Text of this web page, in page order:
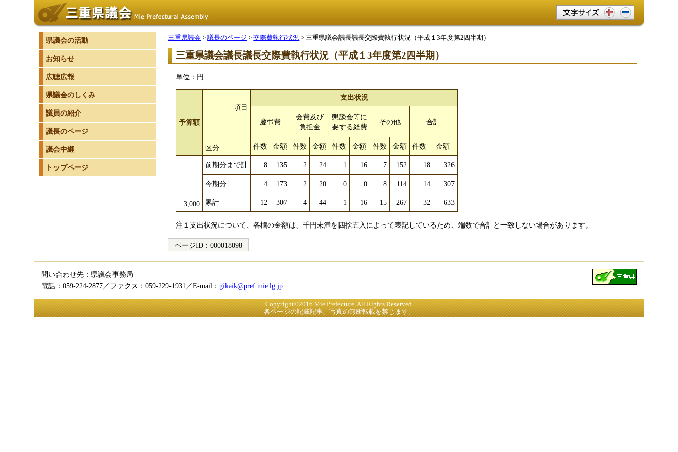
文字サイズ変更
三重県議会 >議長のページ >交際費執行状況 > 三重県議会議長議長交際費執行状況（平成１3年度第2四半期）
三重県議会議長議長交際費執行状況（平成１3年度第2四半期）
単位：円
予算額
項目
区分
支出状況
慶弔費
会費及び
負担金
懇談会等に
要する経費
その他 合計
件数 金額 件数 金額 件数 金額 件数 金額 件数 金額
3,000
前期分まで計 8 135 2 24 1 16 7 152 18 326
今期分 4 173 2 20 0 0 8 114 14 307
累計 12 307 4 44 1 16 15 267 32 633
注１支出状況について、各欄の金額は、千円未満を四捨五入によって表記しているため、端数で合計と一致しない場合があります。
ページID：000018098
県議会の活動
お知らせ
広聴広報
県議会のしくみ
議員の紹介
議長のページ
議会中継
トップページ
問い合わせ先：県議会事務局
電話：059-224-2877／ファクス：059-229-1931／E-mail：gikaik@pref.mie.lg.jp
Copyright©2016 Mie Prefecture, All Rights Reserved.
各ページの記載記事、写真の無断転載を禁じます。